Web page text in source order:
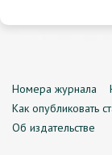
Номера журнала
Как опубликовать
Об издательстве